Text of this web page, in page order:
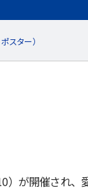
スター）
）が開催され